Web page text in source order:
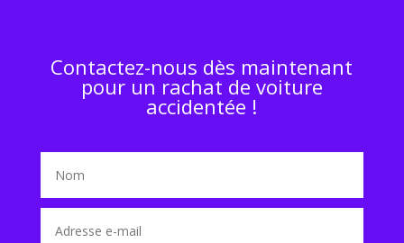
Contactez-nous dès maintenant
pour un rachat de voiture
accidentée !